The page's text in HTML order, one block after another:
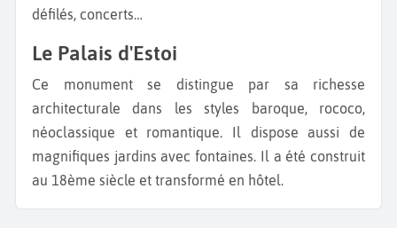
défilés, concerts…
Le Palais d'Estoi
Ce monument se distingue par sa richesse
architecturale dans les styles baroque, rococo,
néoclassique et romantique. Il dispose aussi de
magnifiques jardins avec fontaines. Il a été construit
au 18ème siècle et transformé en hôtel.